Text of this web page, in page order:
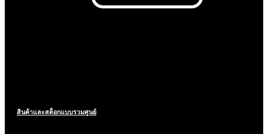
สินค้าและสต็อกแบบรวมศูนย์